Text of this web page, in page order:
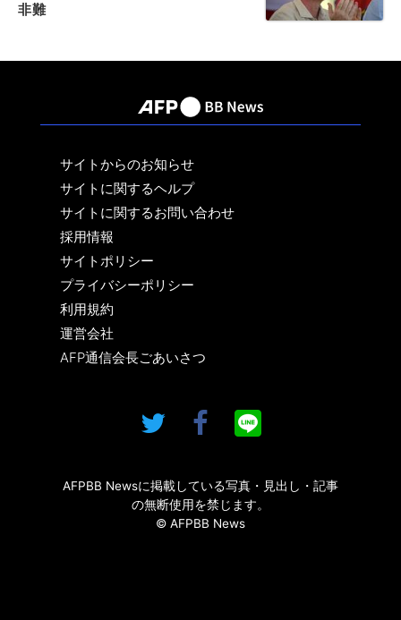
非難
サイトからのお知らせ
サイトに関するヘルプ
サイトに関するお問い合わせ
採用情報
サイトポリシー
プライバシーポリシー
利用規約
運営会社
AFP通信会長ごあいさつ
AFPBB Newsに掲載している写真・見出し・記事
の無断使用を禁じます。
© AFPBB News